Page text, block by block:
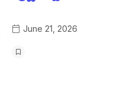
June 21, 2026